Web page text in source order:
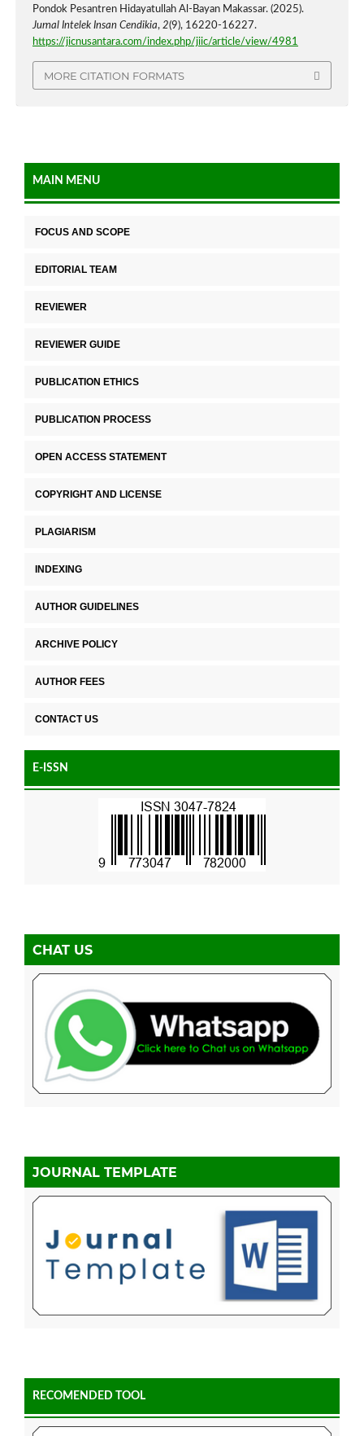
Pondok Pesantren Hidayatullah Al-Bayan Makassar. (2025).
Jurnal Intelek Insan Cendikia, 2(9), 16220-16227.
https://jicnusantara.com/index.php/jiic/article/view/4981
MORE CITATION FORMATS
MAIN MENU
FOCUS AND SCOPE
EDITORIAL TEAM
REVIEWER
REVIEWER GUIDE
PUBLICATION ETHICS
PUBLICATION PROCESS
OPEN ACCESS STATEMENT
COPYRIGHT AND LICENSE
PLAGIARISM
INDEXING
AUTHOR GUIDELINES
ARCHIVE POLICY
AUTHOR FEES
CONTACT US
E-ISSN
CHAT US
JOURNAL TEMPLATE
RECOMENDED TOOL